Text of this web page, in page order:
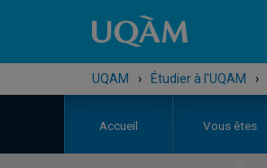
UQAM › Étudier à l'UQAM ›
Accueil Vous êtes